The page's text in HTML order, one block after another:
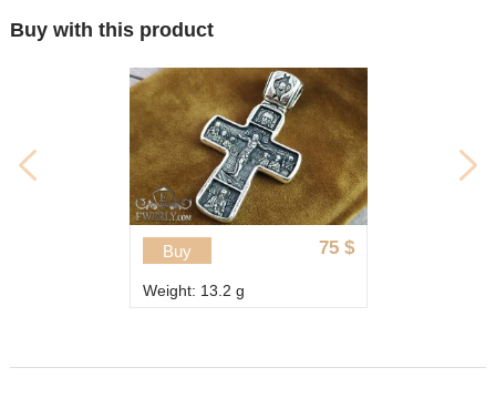
Buy with this product
75 $
Buy
Weight: 13.2 g